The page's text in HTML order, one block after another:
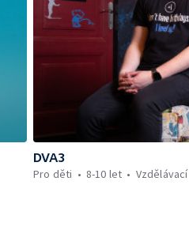
DVA3
Pro děti
8-10 let Vzdělávací